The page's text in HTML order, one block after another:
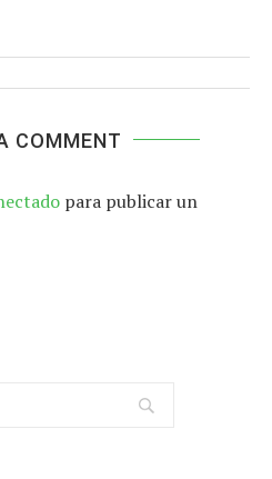
COMMENT
para publicar un